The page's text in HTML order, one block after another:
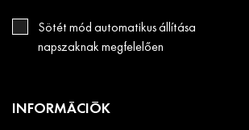
Sötét mód automatikus állítása
napszaknak megfelelően
INFORMÁCIÓK